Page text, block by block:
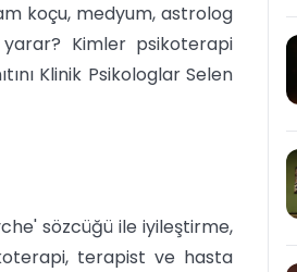
koçu, medyum, astrolog
Kimler psikoterapi
Klinik Psikologlar Selen
sözcüğü ile iyileştirme,
terapist ve hasta